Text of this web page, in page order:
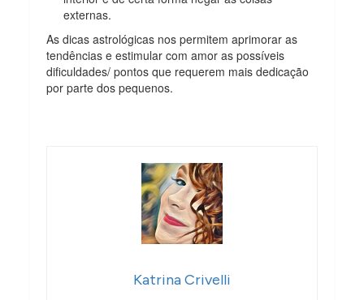
externas.
As dicas astrológicas nos permitem aprimorar as
tendências e estimular com amor as possíveis
dificuldades/ pontos que requerem mais dedicação
por parte dos pequenos.
Katrina Crivelli